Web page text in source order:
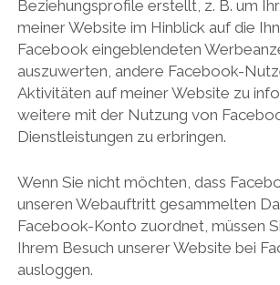
Beziehungsprofile erstellt, z. B. um
meiner Website im Hinblick auf die
Facebook eingeblendeten
auszuwerten, andere Facebook-
Aktivitäten auf meiner Website zu
weitere mit der Nutzung von
Dienstleistungen zu erbringen.
Wenn Sie nicht möchten, dass
unseren Webauftritt gesammelten
Facebook-Konto zuordnet, müssen
Ihrem Besuch unserer Website bei
ausloggen.